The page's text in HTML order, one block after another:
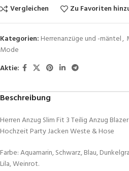
Vergleichen
Zu Favoriten
Kategorien: Herrenanzüge und -mäntel,
Mode
Aktie:
Beschreibung
Herren Anzug Slim Fit 3 Teilig Anzug
Hochzeit Party Jacken Weste & Hose
Farbe: Aquamarin, Schwarz, Blau,
Lila, Weinrot.